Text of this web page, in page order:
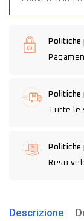
Politiche
Politiche
Tutte le
Politiche
Reso
Descrizione